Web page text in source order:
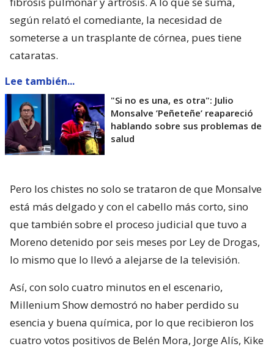
según relató el comediante, la necesidad de
someterse a un trasplante de córnea, pues tiene
cataratas.
Lee también...
"Si no es una, es otra": Julio
Monsalve ’Peñeteñe’ reapareció
hablando sobre sus problemas de
salud
Pero los chistes no solo se trataron de que Monsalve
está más delgado y con el cabello más corto, sino
que también sobre el proceso judicial que tuvo a
Moreno detenido por seis meses por Ley de Drogas,
lo mismo que lo llevó a alejarse de la televisión.
Así, con solo cuatro minutos en el escenario,
Millenium Show demostró no haber perdido su
esencia y buena química, por lo que recibieron los
cuatro votos positivos de Belén Mora, Jorge Alís, Kike